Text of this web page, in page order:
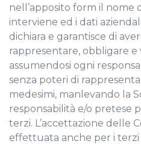
nell’apposito form il nome
interviene ed i dati
dichiara e garantisce di
rappresentare, obbligare e
assumendosi ogni
senza poteri di
medesimi, manlevando la
responsabilità e/o pretese
terzi. L’accettazione delle
effettuata anche per i terzi